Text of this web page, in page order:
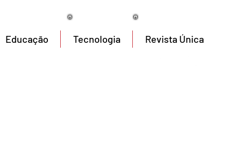
Educação Tecnologia Revista Única